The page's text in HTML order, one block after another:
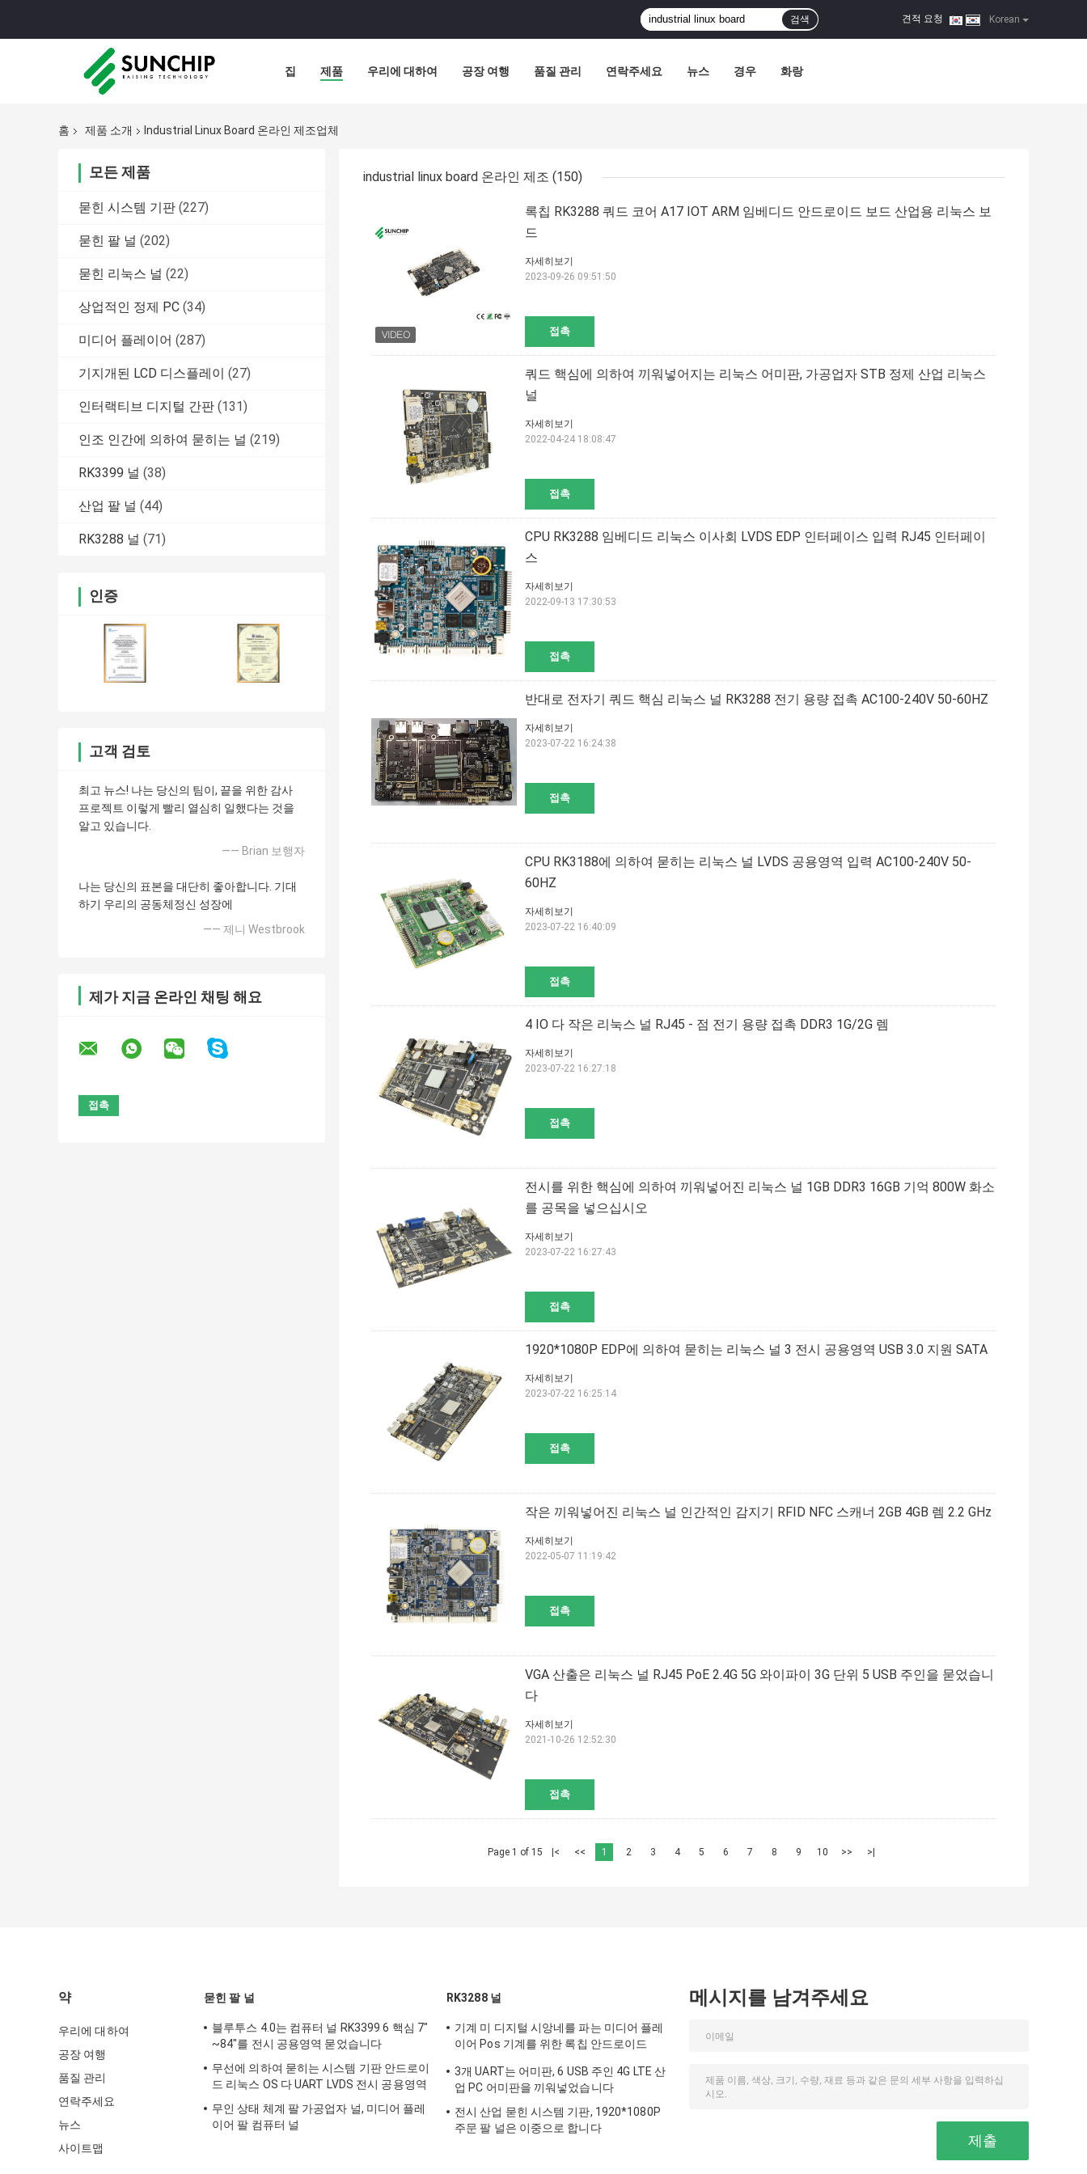
Korean
견적 요청 |
검색
집 제품 우리에 대하여 공장 여행 품질 관리 연락주세요 뉴스 경우 화랑
홈 제품 소개 Industrial Linux Board 온라인 제조업체
모든 제품
묻힌 시스템 기판 (227)
묻힌 팔 널 (202)
묻힌 리눅스 널 (22)
상업적인 정제 PC (34)
미디어 플레이어 (287)
기지개된 LCD 디스플레이 (27)
인터랙티브 디지털 간판 (131)
인조 인간에 의하여 묻히는 널 (219)
RK3399 널 (38)
산업 팔 널 (44)
RK3288 널 (71)
인증
고객 검토
최고 뉴스! 나는 당신의 팀이, 끝을 위한 감사
프로젝트 이렇게 빨리 열심히 일했다는 것을
알고 있습니다.
—— Brian 보행자
나는 당신의 표본을 대단히 좋아합니다. 기대
하기 우리의 공동체정신 성장에
—— 제니 Westbrook
제가 지금 온라인 채팅 해요
industrial linux board 온라인 제조 (150)
록칩 RK3288 쿼드 코어 A17 IOT ARM 임베디드 안드로이드 보드 산업용 리눅스 보
드
접촉
자세히보기
2023-09-26 09:51:50
쿼드 핵심에 의하여 끼워넣어지는 리눅스 어미판, 가공업자 STB 정제 산업 리눅스
널
접촉
자세히보기
2022-04-24 18:08:47
CPU RK3288 임베디드 리눅스 이사회 LVDS EDP 인터페이스 입력 RJ45 인터페이
스
접촉
자세히보기
2022-09-13 17:30:53
반대로 전자기 쿼드 핵심 리눅스 널 RK3288 전기 용량 접촉 AC100-240V 50-60HZ
접촉
자세히보기
2023-07-22 16:24:38
CPU RK3188에 의하여 묻히는 리눅스 널 LVDS 공용영역 입력 AC100-240V 50-
60HZ
접촉
자세히보기
2023-07-22 16:40:09
4 IO 다 작은 리눅스 널 RJ45 - 점 전기 용량 접촉 DDR3 1G/2G 렘
접촉
자세히보기
2023-07-22 16:27:18
전시를 위한 핵심에 의하여 끼워넣어진 리눅스 널 1GB DDR3 16GB 기억 800W 화소
를 공목을 넣으십시오
접촉
자세히보기
2023-07-22 16:27:43
1920*1080P EDP에 의하여 묻히는 리눅스 널 3 전시 공용영역 USB 3.0 지원 SATA
접촉
자세히보기
2023-07-22 16:25:14
작은 끼워넣어진 리눅스 널 인간적인 감지기 RFID NFC 스캐너 2GB 4GB 렘 2.2 GHz
접촉
자세히보기
2022-05-07 11:19:42
VGA 산출은 리눅스 널 RJ45 PoE 2.4G 5G 와이파이 3G 단위 5 USB 주인을 묻었습니
다
접촉
자세히보기
2021-10-26 12:52:30
Page 1 of 15 |< << 1 2 3 4 5 6 7 8 9 10 >> >|
약
우리에 대하여
공장 여행
품질 관리
연락주세요
뉴스
사이트맵
묻힌 팔 널
블루투스 4.0는 컴퓨터 널 RK3399 6 핵심 7"
~84"를 전시 공용영역 묻었습니다
무선에 의하여 묻히는 시스템 기판 안드로이
드 리눅스 OS 다 UART LVDS 전시 공용영역
무인 상태 체계 팔 가공업자 널, 미디어 플레
이어 팔 컴퓨터 널
RK3288 널
기계 미 디지털 시앙네를 파는 미디어 플레
이어 Pos 기계를 위한 록칩 안드로이드
3개 UART는 어미판, 6 USB 주인 4G LTE 산
업 PC 어미판을 끼워넣었습니다
전시 산업 묻힌 시스템 기판, 1920*1080P
주문 팔 널은 이중으로 합니다
메시지를 남겨주세요